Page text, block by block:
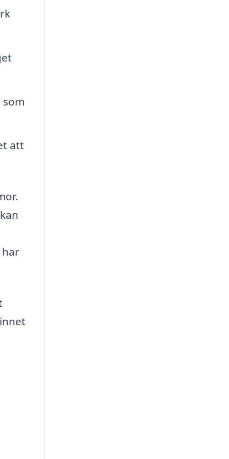
att
har